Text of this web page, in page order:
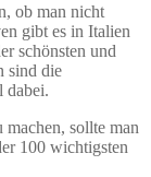
ob man nicht
gibt es in Italien
schönsten und
sind die
dabei.
sollte man
100 wichtigsten